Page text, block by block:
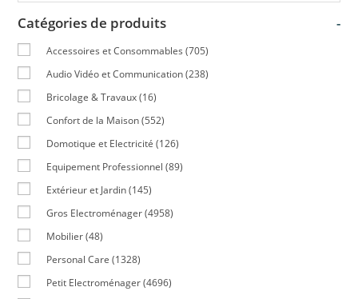
Catégories de produits -
Accessoires et Consommables (705)
Audio Vidéo et Communication (238)
Bricolage & Travaux (16)
Confort de la Maison (552)
Domotique et Electricité (126)
Equipement Professionnel (89)
Extérieur et Jardin (145)
Gros Electroménager (4958)
Mobilier (48)
Personal Care (1328)
Petit Electroménager (4696)